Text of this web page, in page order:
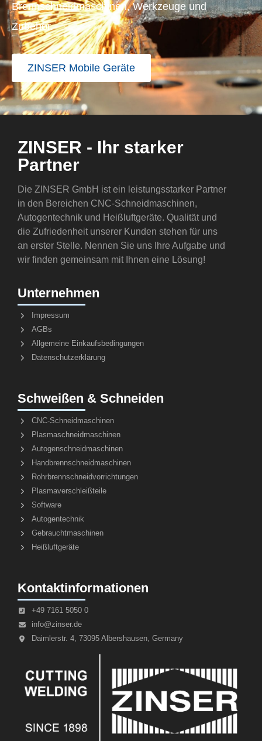
Brennschneidmaschinen, Werkzeuge und
Zubehör.
ZINSER Mobile Geräte
ZINSER - Ihr starker
Partner
Die ZINSER GmbH ist ein leistungsstarker Partner
in den Bereichen CNC-Schneidmaschinen,
Autogentechnik und Heißluftgeräte. Qualität und
die Zufriedenheit unserer Kunden stehen für uns
an erster Stelle. Nennen Sie uns Ihre Aufgabe und
wir finden gemeinsam mit Ihnen eine Lösung!
Unternehmen
Impressum
AGBs
Allgemeine Einkaufsbedingungen
Datenschutzerklärung
Schweißen & Schneiden
CNC-Schneidmaschinen
Plasmaschneidmaschinen
Autogenschneidmaschinen
Handbrennschneidmaschinen
Rohrbrennschneidvorrichtungen
Plasmaverschleißteile
Software
Autogentechnik
Gebrauchtmaschinen
Heißluftgeräte
Kontaktinformationen
+49 7161 5050 0
info@zinser.de
Daimlerstr. 4, 73095 Albershausen, Germany